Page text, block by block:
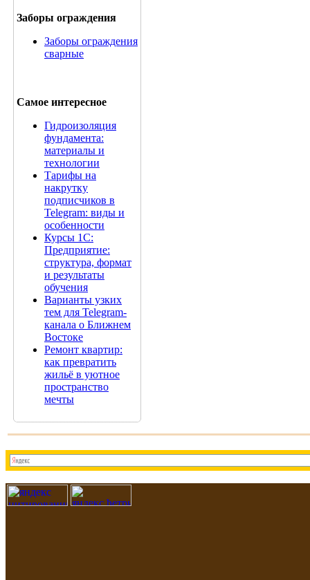
Заборы ограждения
Заборы ограждения
сварные
Самое интересное
Гидроизоляция
фундамента:
материалы и
технологии
Тарифы на
накрутку
подписчиков в
Telegram: виды и
особенности
Курсы 1С:
Предприятие:
структура, формат
и результаты
обучения
Варианты узких
тем для Telegram-
канала о Ближнем
Востоке
Ремонт квартир:
как превратить
жильё в уютное
пространство
мечты